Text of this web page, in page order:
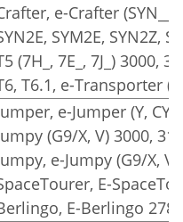
e-Crafter (SYN__,
SYM2E, SYN2Z,
(7H_, 7E_, 7J_) 3000,
T6.1, e-Transporter
e-Jumper (Y,
(G9/X, V) 3000,
e-Jumpy (G9/X,
E-
E-Berlingo